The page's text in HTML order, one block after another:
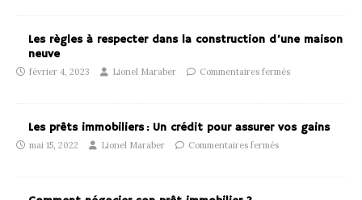
Les règles à respecter dans la construction d’une maison
neuve
février 4, 2023 Lionel Maraber Commentaires fermés
Les prêts immobiliers : Un crédit pour assurer vos gains
mai 15, 2022 Lionel Maraber Commentaires fermés